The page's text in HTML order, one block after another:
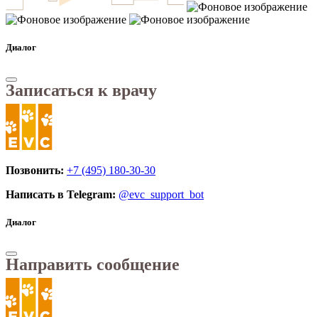
Диалог
Записаться к врачу
Позвонить: +7 (495) 180-30-30
Написать в Telegram: @evc_support_bot
Диалог
Направить сообщение